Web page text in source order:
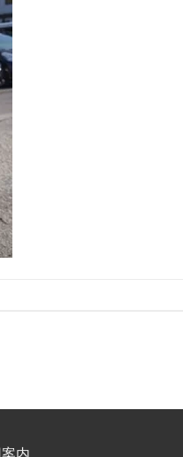
内